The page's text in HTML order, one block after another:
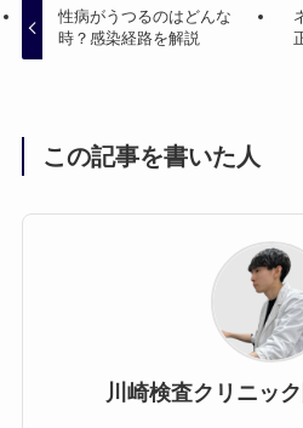
性病がうつるのはどんな
時？感染経路を解説
この記事を書いた人
川崎検査クリニッ